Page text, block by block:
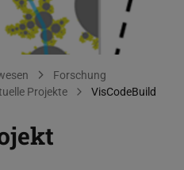
Forschung
Projekte VisCodeBuild